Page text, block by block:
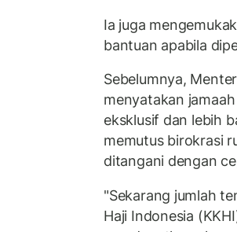
Ia juga
bantuan apabila
Sebelumnya,
menyatakan
eksklusif dan lebih
memutus birokrasi
ditangani dengan
"Sekarang jumlah
Haji Indonesia